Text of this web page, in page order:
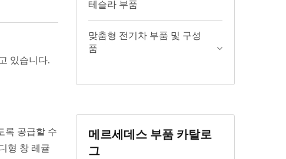
있습니다.
록 공급할 수
형 창 레귤
테슬라 부품
맞춤형 전기차 부품 및 구성
품
메르세데스 부품 카탈로
그